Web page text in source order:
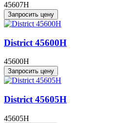
45607H
Запросить цену
District 45600H
45600H
Запросить цену
District 45605H
45605H